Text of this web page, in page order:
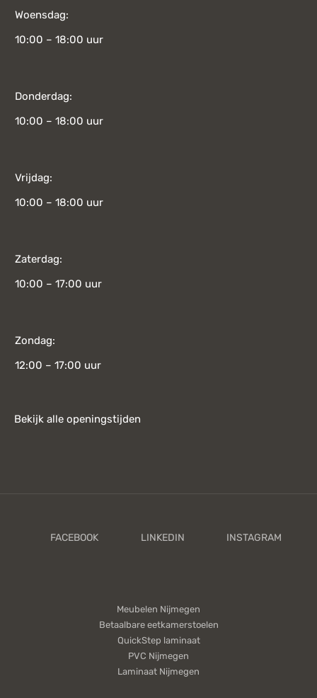
Woensdag:
10:00 – 18:00 uur
Donderdag:
10:00 – 18:00 uur
Vrijdag:
10:00 – 18:00 uur
Zaterdag:
10:00 – 17:00 uur
Zondag:
12:00 – 17:00 uur
Bekijk alle openingstijden
Meubelen Nijmegen
Betaalbare eetkamerstoelen
QuickStep laminaat
PVC Nijmegen
Laminaat Nijmegen